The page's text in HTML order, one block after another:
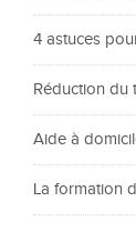
4 astuces
Réduction du
Aide à
La formation